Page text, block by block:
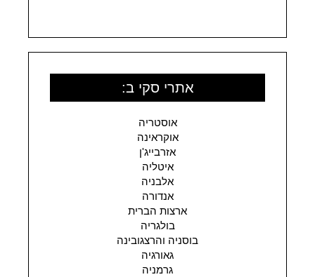
אתרי סקי ב:
אוסטריה
אוקראינה
אזרבייג'ן
איטליה
אלבניה
אנדורה
ארצות הברית
בולגריה
בוסניה והרצגובינה
גאורגיה
גרמניה